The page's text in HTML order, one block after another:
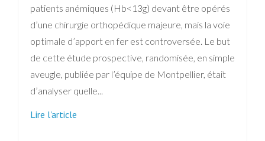
patients anémiques (Hb<13g) devant être opérés
d’une chirurgie orthopédique majeure, mais la voie
optimale d’apport en fer est controversée. Le but
de cette étude prospective, randomisée, en simple
aveugle, publiée par l’équipe de Montpellier, était
d’analyser quelle...
Lire l'article